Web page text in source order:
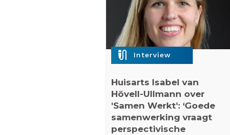
mic_external_on Interview
Huisarts Isabel van
Hövell-Ullmann over
'Samen Werkt': ‘Goede
samenwerking vraagt
perspectivische